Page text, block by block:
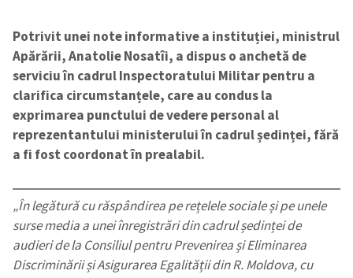
Potrivit unei note informative a instituției, ministrul
Apărării, Anatolie Nosatîi, a dispus o anchetă de
serviciu în cadrul Inspectoratului Militar pentru a
clarifica circumstanțele, care au condus la
exprimarea punctului de vedere personal al
reprezentantului ministerului în cadrul ședinței, fără
a fi fost coordonat în prealabil.
„În legătură cu răspândirea pe rețelele sociale și pe unele
surse media a unei înregistrări din cadrul ședinței de
audieri de la Consiliul pentru Prevenirea și Eliminarea
Discriminării și Asigurarea Egalității din R. Moldova, cu